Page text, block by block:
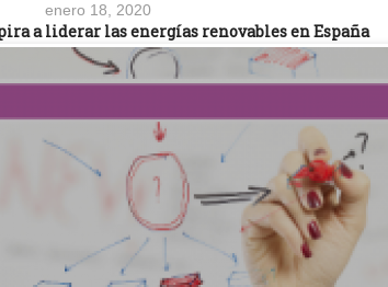
enero 18, 2020
a liderar las energías renovables en España